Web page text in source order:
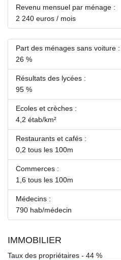
Revenu mensuel par ménage :
2 240 euros / mois
Part des ménages sans voiture :
26 %
Résultats des lycées :
95 %
Ecoles et crèches :
4,2 étab/km²
Restaurants et cafés :
0,2 tous les 100m
Commerces :
1,6 tous les 100m
Médecins :
790 hab/médecin
IMMOBILIER
Taux des propriétaires - 44 %